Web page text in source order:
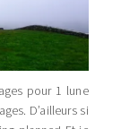
pour 1 lune
D’ailleurs si